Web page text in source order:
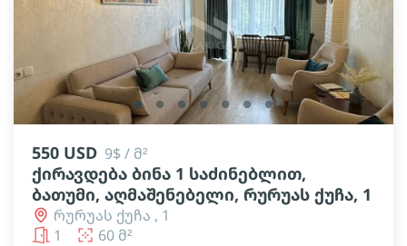
lens lens lens lens lens lens lens
550 USD 9$ / მ²
ქირავდება ბინა 1 საძინებლით,
ბათუმი, აღმაშენებელი, რურუას ქუჩა, 1
რურუას ქუჩა , 1
1
60 მ²